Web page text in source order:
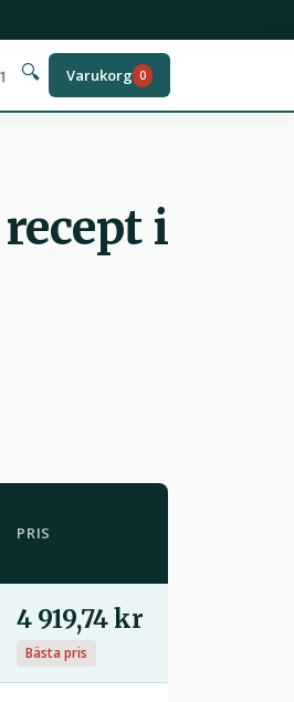
🔍 Varukorg 0
i
PRIS
4 919,74 kr
Bästa pris